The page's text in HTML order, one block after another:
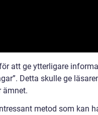
att ge ytterligare
Detta skulle ge
ämnet.
metod som kan